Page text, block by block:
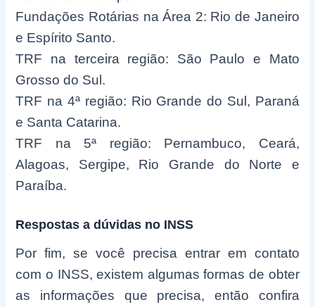
Fundações Rotárias na Área 2: Rio de Janeiro
e Espírito Santo.
TRF na terceira região: São Paulo e Mato
Grosso do Sul.
TRF na 4ª região: Rio Grande do Sul, Paraná
e Santa Catarina.
TRF na 5ª região: Pernambuco, Ceará,
Alagoas, Sergipe, Rio Grande do Norte e
Paraíba.
Respostas a dúvidas no INSS
Por fim, se você precisa entrar em contato
com o INSS, existem algumas formas de obter
as informações que precisa, então confira